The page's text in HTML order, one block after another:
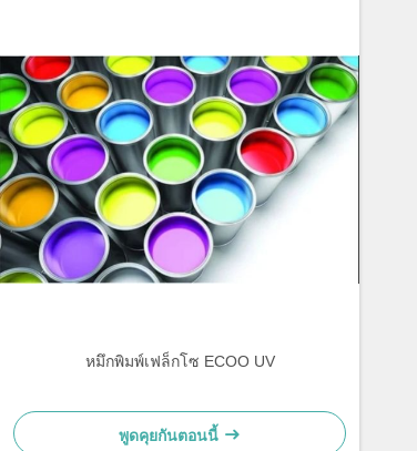
หมึกพิมพ์เฟล็กโซ ECOO UV
พูดคุยกันตอนนี้